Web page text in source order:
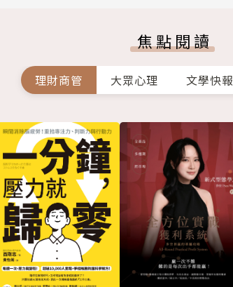
焦點閱讀
理財商管 大眾心理 文學快報